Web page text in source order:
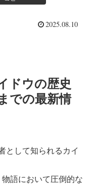
2025.08.10
ドウの歴史
での最新情
として知られるカイ
物語において圧倒的な